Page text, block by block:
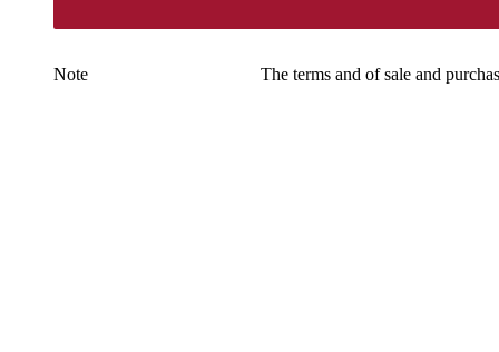
Note The terms and of sale and